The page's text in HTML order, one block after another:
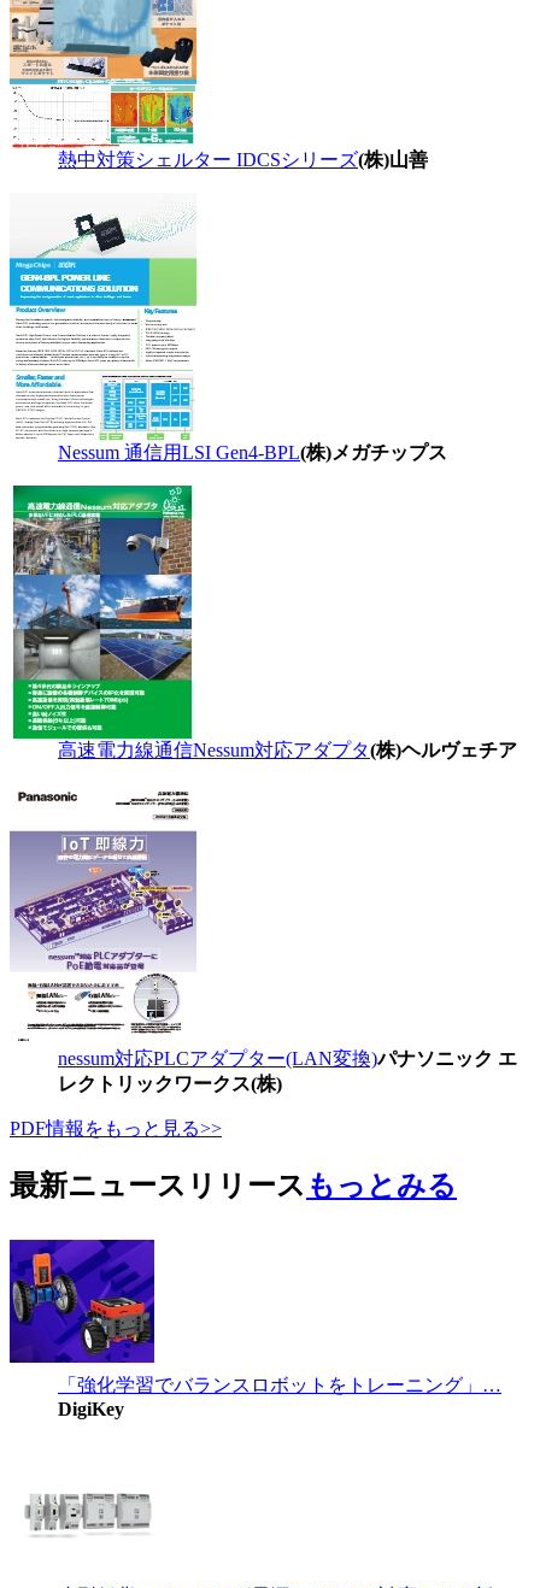
熱中対策シェルター IDCSシリーズ(株)山善
Nessum 通信用LSI Gen4-BPL(株)メガチップス
高速電力線通信Nessum対応アダプタ(株)ヘルヴェチア
nessum対応PLCアダプター(LAN変換)パナソニック エ
レクトリックワークス(株)
PDF情報をもっと見る>>
最新ニュースリリース もっとみる
「強化学習でバランスロボットをトレーニング」…
DigiKey